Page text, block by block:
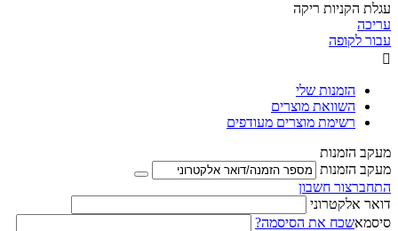
עגלת הקניות ריקה
עריכה
עבור לקופה

הזמנות שלי
השוואת מוצרים
רשימת מוצרים מעודפים
מעקב הזמנות
מעקב הזמנות
התחברצור חשבון
דואר אלקטרוני
סיסמאשכח את הסיסמה?